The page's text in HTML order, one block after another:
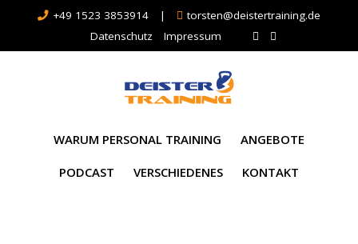
+49 1523 3853914 |
torsten@deistertraining.de
Datenschutz
Impressum
WARUM PERSONAL TRAINING ANGEBOTE
PODCAST VERSCHIEDENES KONTAKT